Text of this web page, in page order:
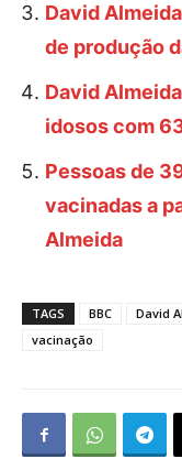
David
de produção
David
idosos com
Pessoas de
vacinadas a
Almeida
TAGS BBC David
vacinação